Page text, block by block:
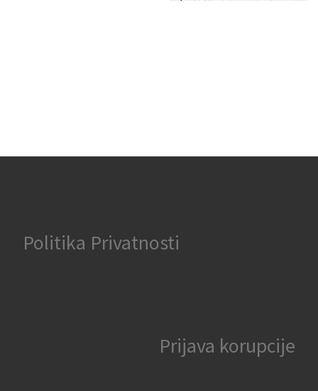
Politika Privatnosti
Prijava korupcije